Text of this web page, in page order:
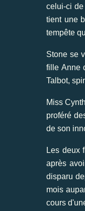
celui-ci
tient une
tempête
Stone se
fille Anne
Talbot,
Miss
proféré
de son
Les deux
après
disparu
mois
cours